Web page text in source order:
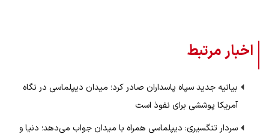
اخبار مرتبط
بیانیه جدید سپاه پاسداران صادر کرد؛ میدان دیپلماسی در نگاه
آمریکا پوششی برای نفوذ است
سردار تنگسیری: دیپلماسی همراه با میدان جواب می‌دهد؛ دنیا و